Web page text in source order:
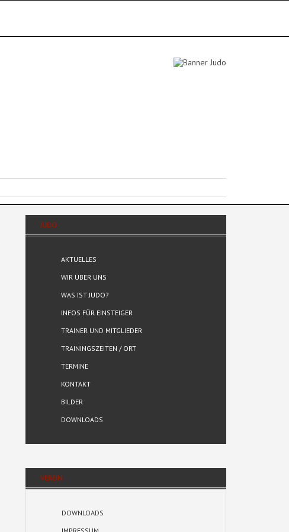
JUDO
AKTUELLES
WIR ÜBER UNS
WAS IST JUDO?
INFOS FÜR EINSTEIGER
TRAINER UND MITGLIEDER
TRAININGSZEITEN / ORT
TERMINE
KONTAKT
BILDER
DOWNLOADS
VEREIN
DOWNLOADS